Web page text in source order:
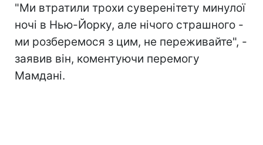
"Ми втратили трохи суверенітету минулої
ночі в Нью-Йорку, але нічого страшного -
ми розберемося з цим, не переживайте", -
заявив він, коментуючи перемогу
Мамдані.